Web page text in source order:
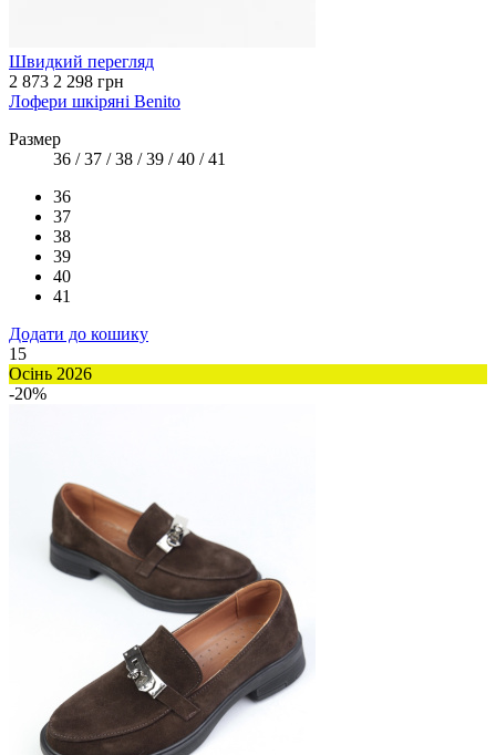
Швидкий перегляд
2 873 2 298 грн
Лофери шкіряні Benito
Размер
36 / 37 / 38 / 39 / 40 / 41
36
37
38
39
40
41
Додати до кошику
15
Осінь 2026
-20%